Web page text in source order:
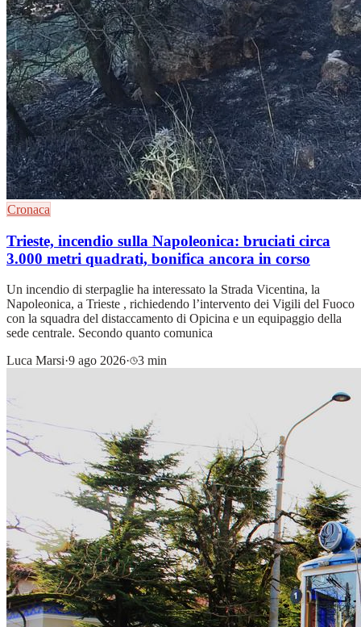
Cronaca
Trieste, incendio sulla Napoleonica: bruciati circa
3.000 metri quadrati, bonifica ancora in corso
Un incendio di sterpaglie ha interessato la Strada Vicentina, la
Napoleonica, a Trieste , richiedendo l’intervento dei Vigili del Fuoco
con la squadra del distaccamento di Opicina e un equipaggio della
sede centrale. Secondo quanto comunica
Luca Marsi·9 ago 2026· 3 min